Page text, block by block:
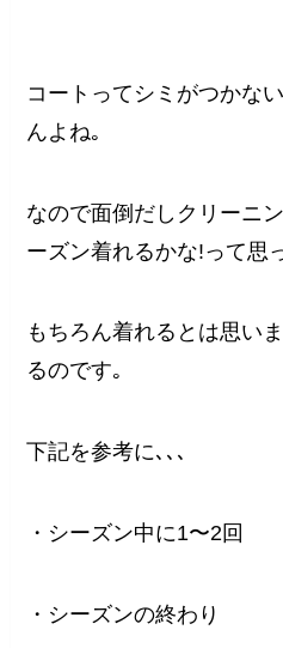
コートってシミがつかな
んよね｡
なので面倒だしクリーニ
ーズン着れるかな!って思
もちろん着れるとは思い
るのです｡
下記を参考に､､､
・シーズン中に1〜2回
・シーズンの終わり